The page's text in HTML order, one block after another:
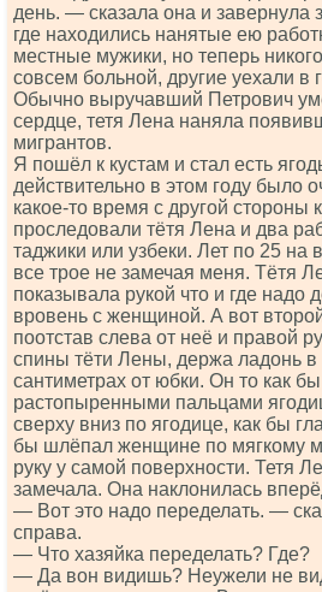
день. — сказала она и завернула
где находились нанятые ею
местные мужики, но теперь
совсем больной, другие уехали в
Обычно выручавший Петрович
сердце, тетя Лена наняла
мигрантов.
Я пошёл к кустам и стал есть
действительно в этом году было
какое-то время с другой стороны
проследовали тётя Лена и два
таджики или узбеки. Лет по 25
все трое не замечая меня. Тётя
показывала рукой что и где надо
вровень с женщиной. А вот
поотстав слева от неё и правой
спины тёти Лены, держа ладонь в
сантиметрах от юбки. Он то как
растопыренными пальцами
сверху вниз по ягодице, как бы
бы шлёпал женщине по мягкому
руку у самой поверхности. Тетя
замечала. Она наклонилась
— Вот это надо переделать. —
справа.
— Что хазяйка переделать? Где?
— Да вон видишь? Неужели не